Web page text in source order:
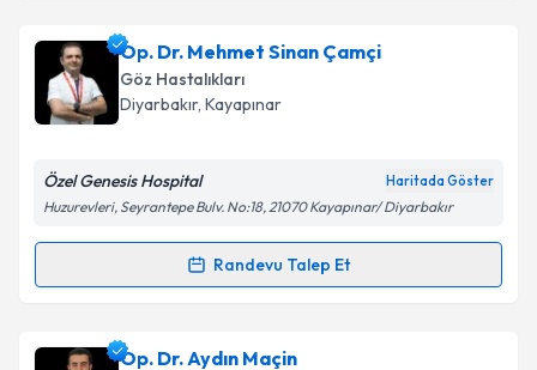
Op. Dr. Süleyman Çiftçiiçin randevu takvimi talebi
oluşturun. Size bu uzmandan randevu almanız için bir
takvim hazırlandığında e-posta ile bilgilendireceğiz.
Kişisel verilerimin işlenmesine ilişkin
Metni'ni okudum ve kişisel verilerimin belirtilen
Op. Dr. Mehmet Sinan Çamçi
Göz Hastalıkları
Diyarbakır, Kayapınar
Özel Genesis Hospital Haritada Göster
Huzurevleri, Seyrantepe Bulv. No:18, 21070 Kayapınar/ Diyarbakır
Randevu Talep Et
Randevu Takvimi Talebi
Op. Dr. Mehmet Sinan Çamçi
Op. Dr. Aydın Maçin